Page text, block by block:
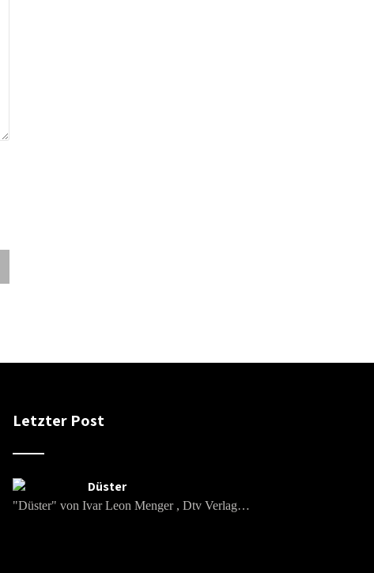
Letzter Post
Düster
"Düster" von Ivar Leon Menger , Dtv Verlag…